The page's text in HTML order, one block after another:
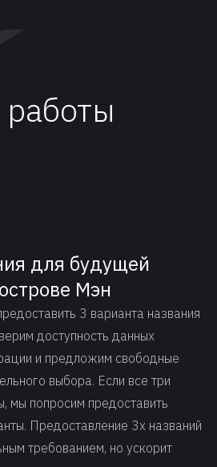
для будущей
Мэн
3 варианта названия
доступность данных
и предложим свободные
выбора. Если все три
мы попросим предоставить
Предоставление 3х названий
требованием, но ускорит